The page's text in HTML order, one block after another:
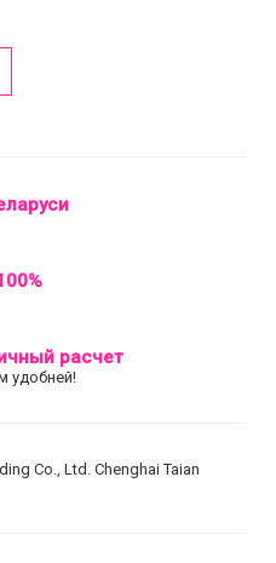
расчет
удобней!
Co., Ltd. Chenghai Taian